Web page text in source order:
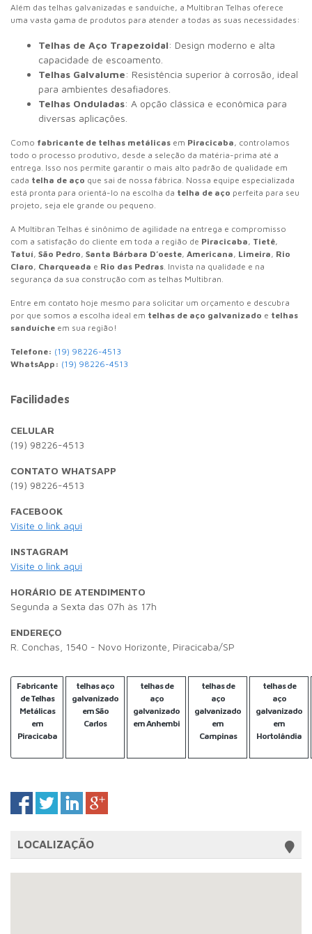
Além das telhas galvanizadas e sanduíche, a Multibran Telhas oferece
uma vasta gama de produtos para atender a todas as suas necessidades:
Telhas de Aço Trapezoidal: Design moderno e alta
capacidade de escoamento.
Telhas Galvalume: Resistência superior à corrosão, ideal
para ambientes desafiadores.
Telhas Onduladas: A opção clássica e econômica para
diversas aplicações.
Como fabricante de telhas metálicas em Piracicaba, controlamos
todo o processo produtivo, desde a seleção da matéria-prima até a
entrega. Isso nos permite garantir o mais alto padrão de qualidade em
cada telha de aço que sai de nossa fábrica. Nossa equipe especializada
está pronta para orientá-lo na escolha da telha de aço perfeita para seu
projeto, seja ele grande ou pequeno.
A Multibran Telhas é sinônimo de agilidade na entrega e compromisso
com a satisfação do cliente em toda a região de Piracicaba, Tietê,
Tatuí, São Pedro, Santa Bárbara D’oeste, Americana, Limeira, Rio
Claro, Charqueada e Rio das Pedras . Invista na qualidade e na
segurança da sua construção com as telhas Multibran.
Entre em contato hoje mesmo para solicitar um orçamento e descubra
por que somos a escolha ideal em telhas de aço galvanizado e telhas
sanduíche em sua região!
Telefone: (19) 98226-4513
WhatsApp: (19) 98226-4513
Facilidades
CELULAR
(19) 98226-4513
CONTATO WHATSAPP
(19) 98226-4513
FACEBOOK
Visite o link aqui
INSTAGRAM
Visite o link aqui
HORÁRIO DE ATENDIMENTO
Segunda a Sexta das 07h às 17h
ENDEREÇO
R. Conchas, 1540 - Novo Horizonte, Piracicaba/SP
Fabricante
de Telhas
Metálicas
em
Piracicaba
telhas aço
galvanizado
em São
Carlos
telhas de
aço
galvanizado
em Anhembi
telhas de
aço
galvanizado
em
Campinas
telhas de
aço
galvanizado
em
Hortolândia
LOCALIZAÇÃO